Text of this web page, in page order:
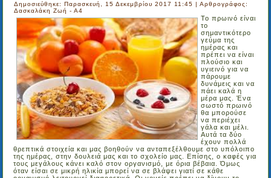
Δημοσιεύθηκε: Παρασκευή, 15 Δεκεμβρίου 2017 11:45|Αρθρογράφος:
Δασκαλάκη Ζωή - Α4
Το πρωινό είναι
το
σημαντικότερο
γεύμα της
ημέρας και
πρέπει να είναι
πλούσιο και
υγιεινό για να
πάρουμε
δυνάμεις και να
πάει καλά η
μέρα μας. Ένα
σωστό πρωινό
θα μπορούσε
να περιέχει
γάλα και μέλι.
Αυτά τα δύο
έχουν πολλά
θρεπτικά στοιχεία και μας βοηθούν να ανταπεξέλθουμε στο υπόλοιπο
της ημέρας, στην δουλειά μας και το σχολείο μας. Επίσης, ο καφές για
τους μεγάλους κάνει καλό στον οργανισμό, με όρια βέβαια. Όμως
όταν είσαι σε μικρή ηλικία μπορεί να σε βλάψει γιατί σε κάθε